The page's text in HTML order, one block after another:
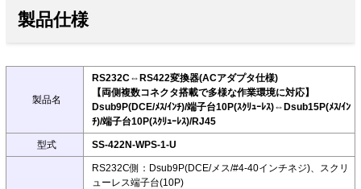
製品仕様
製品名
RS232C⇔RS422変換器(ACアダプタ仕様)
【両側複数コネクタ搭載で多様な作業環境に対応】
Dsub9P(DCE/ﾒｽ/ｲﾝﾁ)/端子台10P(ｽｸﾘｭｰﾚｽ)⇔Dsub15P(ﾒｽ/ｲﾝ
ﾁ)/端子台10P(ｽｸﾘｭｰﾚｽ)/RJ45
型式 SS-422N-WPS-1-U
RS232C側：Dsub9P(DCE/メス/#4-40インチネジ)、スクリ
ューレス端子台(10P)